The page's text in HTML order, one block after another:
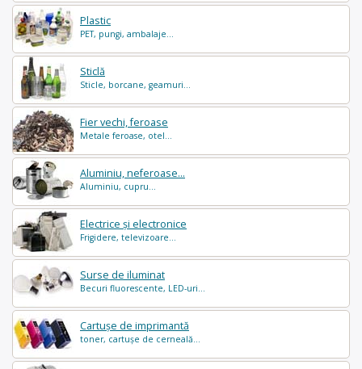
Plastic
PET, pungi, ambalaje...
Sticlă
Sticle, borcane, geamuri...
Fier vechi, feroase
Metale feroase, otel...
Aluminiu, neferoase...
Aluminiu, cupru...
Electrice și electronice
Frigidere, televizoare...
Surse de iluminat
Becuri fluorescente, LED-uri...
Cartușe de imprimantă
toner, cartușe de cerneală...